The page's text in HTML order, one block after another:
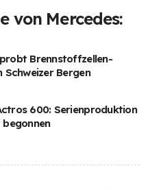
von Mercedes:
Brennstoffzellen-
Schweizer Bergen
600: Serienproduktion